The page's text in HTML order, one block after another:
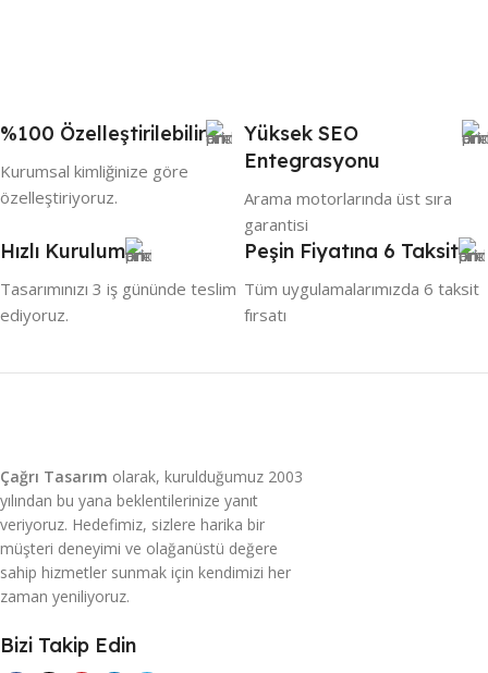
%100 Özelleştirilebilir
Kurumsal kimliğinize göre
özelleştiriyoruz.
Yüksek SEO
Entegrasyonu
Arama motorlarında üst sıra
garantisi
Hızlı Kurulum
Tasarımınızı 3 iş gününde teslim
ediyoruz.
Peşin Fiyatına 6 Taksit
Tüm uygulamalarımızda 6 taksit
fırsatı
Çağrı Tasarım olarak, kurulduğumuz 2003
yılından bu yana beklentilerinize yanıt
veriyoruz. Hedefimiz, sizlere harika bir
müşteri deneyimi ve olağanüstü değere
sahip hizmetler sunmak için kendimizi her
zaman yeniliyoruz.
Bizi Takip Edin